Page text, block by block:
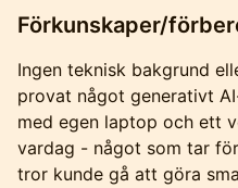
Förkunskaper/
Ingen teknisk bakgrund
provat något generativt
med egen laptop och ett
vardag - något som tar
tror kunde gå att göra